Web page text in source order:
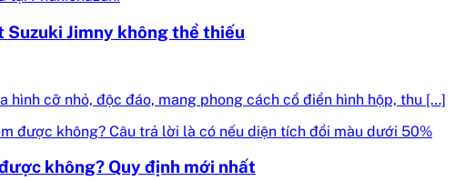
Suzuki Jimny không thể thiếu
hình cỡ nhỏ, độc đáo, mang phong cách cổ điển hình hộp, thu […]
không? Quy định mới nhất